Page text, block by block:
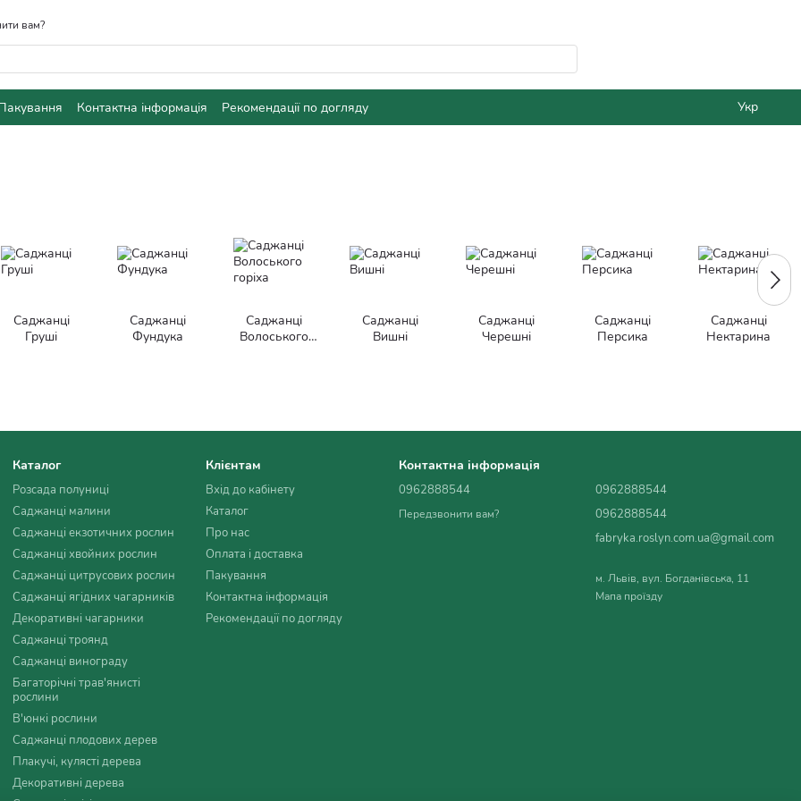
вам?
Контактна інформація Рекомендації по догляду Укр
Саджанці
Груші
Саджанці
Фундука
Саджанці
Волоського
Саджанці
Вишні
Саджанці
Черешні
Саджанці
Персика
Саджанці
Нектарина
Каталог
Розсада полуниці
Саджанці малини
Саджанці екзотичних рослин
Саджанці хвойних рослин
Саджанці цитрусових рослин
Саджанці ягідних чагарників
Декоративні чагарники
Саджанці троянд
Саджанці винограду
Багаторічні трав'янисті
рослини
В'юнкі рослини
Саджанці плодових дерев
Плакучі, кулясті дерева
Декоративні дерева
Клієнтам
Вхід до кабінету
Каталог
Про нас
Оплата і доставка
Пакування
Контактна інформація
Рекомендації по догляду
Контактна інформація
0962888544
Передзвонити вам?
0962888544
0962888544
fabryka.roslyn.com.ua@gmail.com
м. Львів, вул. Богданівська, 11
Мапа проїзду